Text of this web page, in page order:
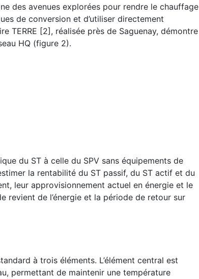
des avenues explorées pour rendre le chauffage
de conversion et d’utiliser directement
TERRE [2], réalisée près de Saguenay, démontre
HQ (figure 2).
du ST à celle du SPV sans équipements de
la rentabilité du ST passif, du ST actif et du
leur approvisionnement actuel en énergie et le
revient de l’énergie et la période de retour sur
à trois éléments. L’élément central est
permettant de maintenir une température